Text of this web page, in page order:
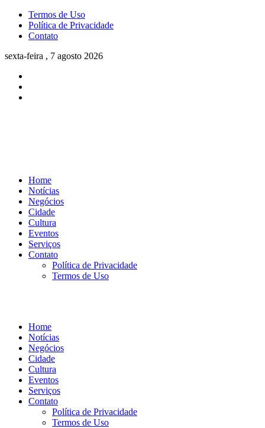
Termos de Uso
Política de Privacidade
Contato
sexta-feira , 7 agosto 2026
Home
Notícias
Negócios
Cidade
Cultura
Eventos
Serviços
Contato
Política de Privacidade
Termos de Uso
Home
Notícias
Negócios
Cidade
Cultura
Eventos
Serviços
Contato
Política de Privacidade
Termos de Uso